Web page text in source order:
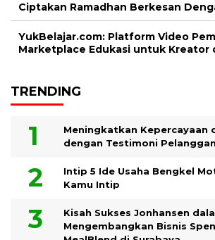
Ciptakan Ramadhan Berkesan
YukBelajar.com: Platform Video
Marketplace Edukasi untuk Kreator
TRENDING
Meningkatkan Kepercayaan
dengan Testimoni Pelanggan
Intip 5 Ide Usaha Bengkel
Kamu Intip
Kisah Sukses Jonhansen
Mengembangkan Bisnis